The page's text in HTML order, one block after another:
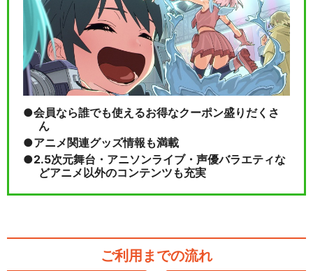
会員なら誰でも使えるお得なクーポン盛りだくさ
ん
アニメ関連グッズ情報も満載
2.5次元舞台・アニソンライブ・声優バラエティな
どアニメ以外のコンテンツも充実
ご利用までの流れ